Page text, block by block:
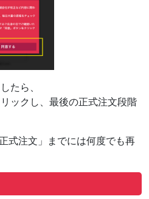
たら、
ックし、最後の正式注文段階
式注文」までには何度でも再